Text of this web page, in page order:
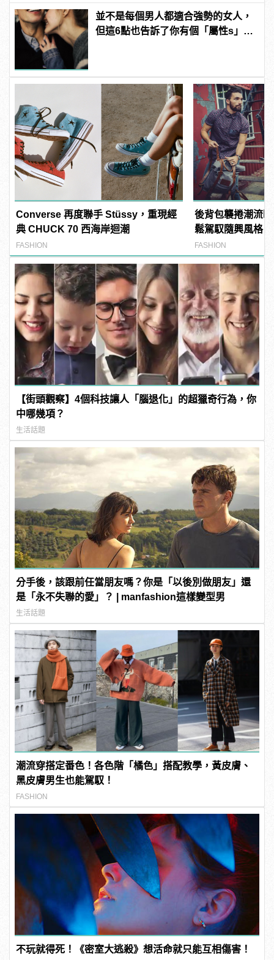
並不是每個男人都適合強勢的女人，
但這6點也告訴了你有個「屬性s」的
Converse 再度聯手 Stüssy，重現經
典 CHUCK 70 西海岸迴潮
FASHION
後背包襲捲潮流
鬆駕馭隨興風格！
FASHION
【街頭觀察】4個科技讓人「腦退化」的超獵奇行為，你
中哪幾項？
生活話題
分手後，該跟前任當朋友嗎？你是「以後別做朋友」還
是「永不失聯的愛」？ | manfashion這樣變型男
生活話題
潮流穿搭定番色！各色階「橘色」搭配教學，黃皮膚、
黑皮膚男生也能駕馭！
FASHION
不玩就得死！《密室大逃殺》想活命就只能互相傷害！